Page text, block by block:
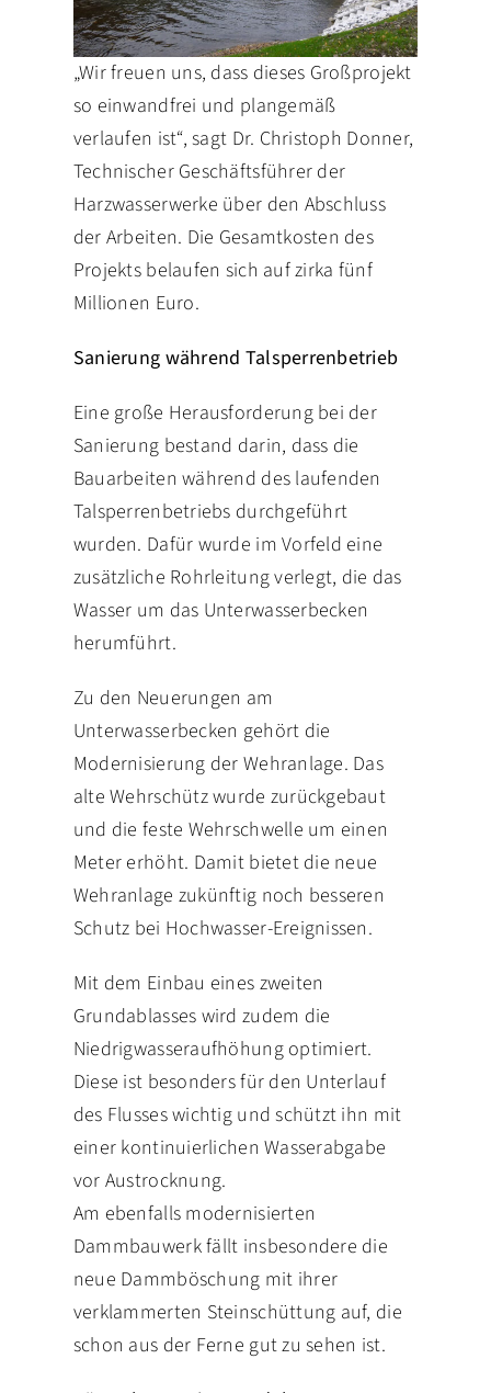
„Wir freuen uns, dass dieses Großprojekt
so einwandfrei und plangemäß
verlaufen ist“, sagt Dr. Christoph Donner,
Technischer Geschäftsführer der
Harzwasserwerke über den Abschluss
der Arbeiten. Die Gesamtkosten des
Projekts belaufen sich auf zirka fünf
Millionen Euro.
Sanierung während Talsperrenbetrieb
Eine große Herausforderung bei der
Sanierung bestand darin, dass die
Bauarbeiten während des laufenden
Talsperrenbetriebs durchgeführt
wurden. Dafür wurde im Vorfeld eine
zusätzliche Rohrleitung verlegt, die das
Wasser um das Unterwasserbecken
herumführt.
Zu den Neuerungen am
Unterwasserbecken gehört die
Modernisierung der Wehranlage. Das
alte Wehrschütz wurde zurückgebaut
und die feste Wehrschwelle um einen
Meter erhöht. Damit bietet die neue
Wehranlage zukünftig noch besseren
Schutz bei Hochwasser-Ereignissen.
Mit dem Einbau eines zweiten
Grundablasses wird zudem die
Niedrigwasseraufhöhung optimiert.
Diese ist besonders für den Unterlauf
des Flusses wichtig und schützt ihn mit
einer kontinuierlichen Wasserabgabe
vor Austrocknung.
Am ebenfalls modernisierten
Dammbauwerk fällt insbesondere die
neue Dammböschung mit ihrer
verklammerten Steinschüttung auf, die
schon aus der Ferne gut zu sehen ist.